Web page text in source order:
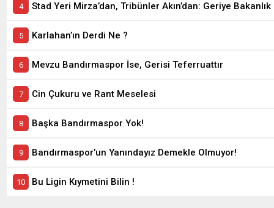
Stad Yeri Mirza’dan, Tribünler Akın’dan: Geriye Bakanlık
Karlahan’ın Derdi Ne ?
Mevzu Bandırmaspor İse, Gerisi Teferruattır
Cin Çukuru ve Rant Meselesi
Başka Bandırmaspor Yok!
Bandırmaspor’un Yanındayız Demekle Olmuyor!
Bu Ligin Kıymetini Bilin !